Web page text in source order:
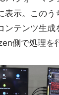
表示。この
ンテンツ生
側で処理を